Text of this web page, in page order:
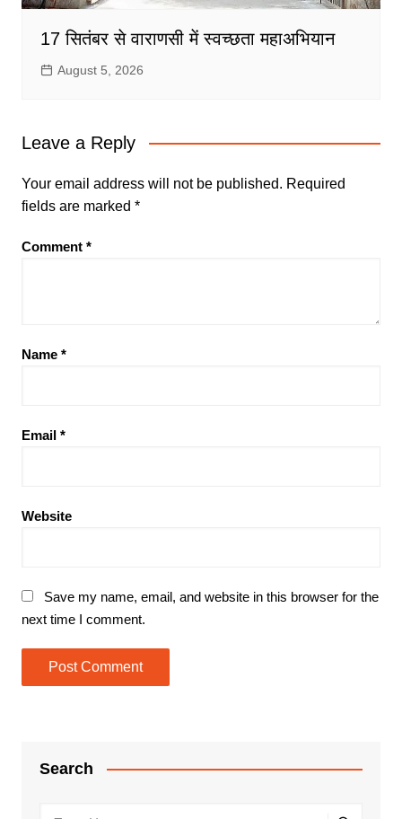
17 सितंबर से वाराणसी में स्वच्छता महाअभियान
August 5, 2026
Leave a Reply
Your email address will not be published. Required
fields are marked *
Comment *
Name *
Email *
Website
Save my name, email, and website in this browser for the
next time I comment.
Search